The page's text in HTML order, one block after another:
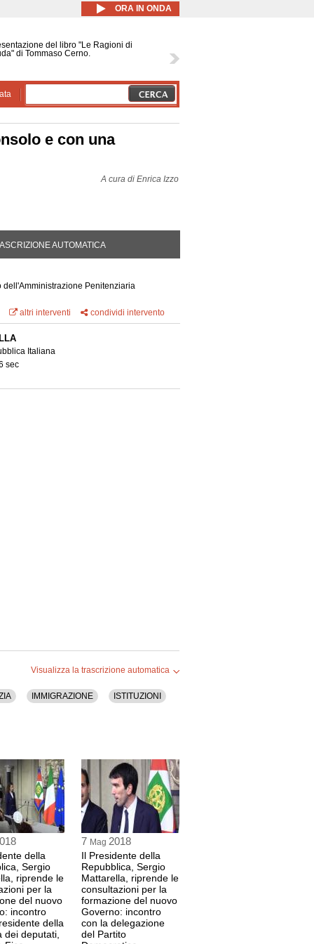
ORA IN ONDA
del libro "Le Ragioni di
di Tommaso Cerno.
e con una
A cura di Enrica Izzo
ATTIVA)AUTOMATICA
dell'Amministrazione Penitenziaria
altri interventi
condividi intervento
Italiana
sec
Visualizza la trascrizione automatica
IMMIGRAZIONE ISTITUZIONI
della
Sergio
riprende le
per la
del nuovo
incontro
della
dei deputati,
7 Mag 2018
Il Presidente della
Repubblica, Sergio
Mattarella, riprende le
consultazioni per la
formazione del nuovo
Governo: incontro
con la delegazione
del Partito